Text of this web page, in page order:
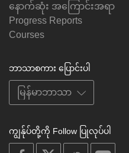
နောက်ဆုံး အကြောင်းအရာ
Progress Reports
Courses
ဘာသာစကား ပြောင်းပါ
ကျွန်ုပ်တို့ကို Follow ပြုလုပ်ပါ
on